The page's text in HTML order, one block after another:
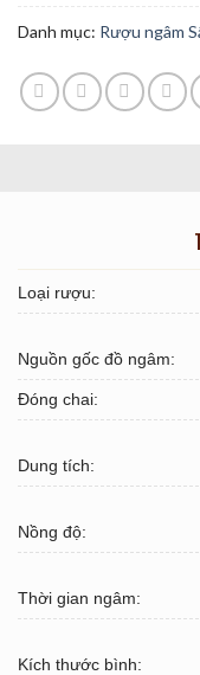
Danh mục: Rượu ngâm
Loại rượu:
Nguồn gốc đồ ngâm:
Đóng chai:
Dung tích:
Nồng độ:
Thời gian ngâm:
Kích thước bình: